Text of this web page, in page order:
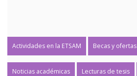
Actividades en la ETSAM Becas y
Noticias académicas Lecturas de tesis